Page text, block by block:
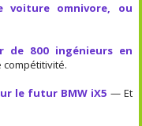
voiture omnivore, ou
de 800 ingénieurs en
le futur BMW iX5 — Et